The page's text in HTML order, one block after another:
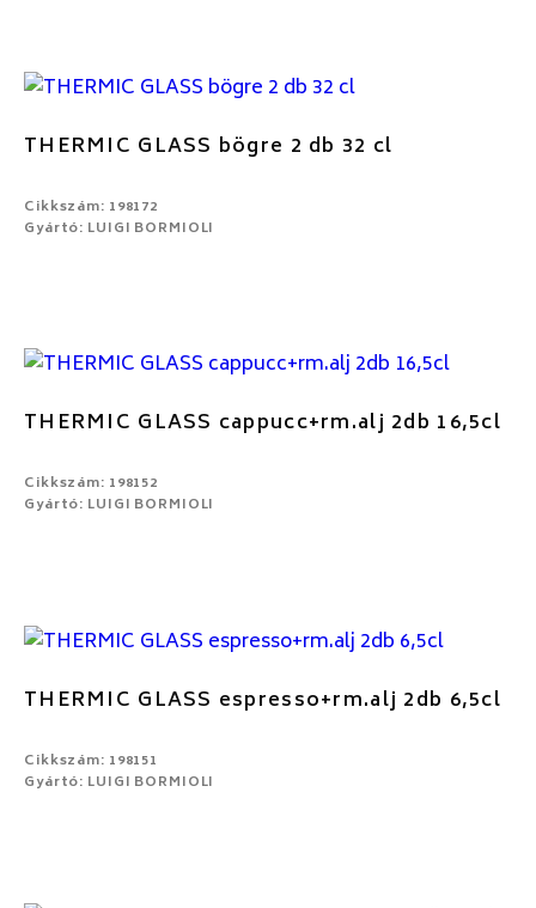
THERMIC GLASS bögre 2 db 32 cl
Cikkszám: 198172
Gyártó: LUIGI BORMIOLI
THERMIC GLASS cappucc+rm.alj 2db 16,5cl
Cikkszám: 198152
Gyártó: LUIGI BORMIOLI
THERMIC GLASS espresso+rm.alj 2db 6,5cl
Cikkszám: 198151
Gyártó: LUIGI BORMIOLI